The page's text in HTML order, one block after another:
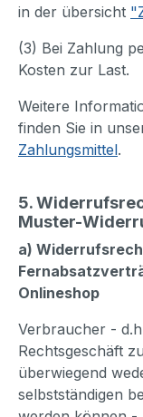
in der übersicht
(3) Bei Zahlung
Kosten zur Last.
Weitere
finden Sie in
Zahlungsmittel.
5.
Muster-
a)
Onlineshop
Verbraucher -
Rechtsgeschäft
überwiegend
selbstständigen